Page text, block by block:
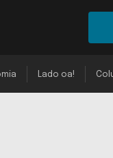
Lado oa!